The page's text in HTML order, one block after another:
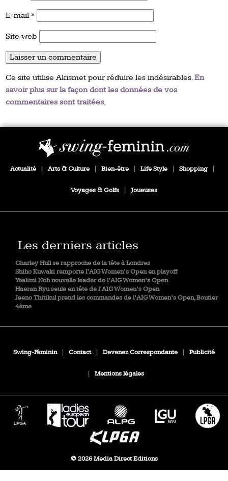
E-mail *
Site web
Ce site utilise Akismet pour réduire les indésirables.En
savoir plus sur la façon dont les données de vos
commentaires sont traitées.
Actualité Arts & Culture Bien-être Life Style Shopping
Voyages & Golfs Joueuses
Les derniers articles
Charley Hull se rapproche de la tête à Londres
Shiho Kuwaki remporte l’AIG Women’s Open en playoff
Yealimi Noh nouvelle leader de l’AIG Women’s Open
Haeran Ryu seule en tête de l’AIG Women’s Open
Jeeno Thitikul prend les commandes de l’AIG Women’s Open, Boutier
4ème
Swing-Féminin Contact Devenez Correspondante Publicité
Mentions légales
© 2026 Media Direct Editions